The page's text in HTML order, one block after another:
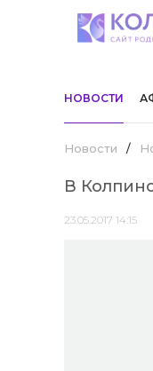
НОВОСТИ
Новости /
В
23.05.2017 14:15